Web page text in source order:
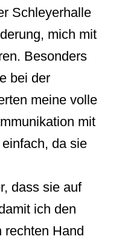
Schleyerhalle
mich mit
Besonders
bei der
meine volle
mit
da sie
dass sie auf
ich den
rechten Hand